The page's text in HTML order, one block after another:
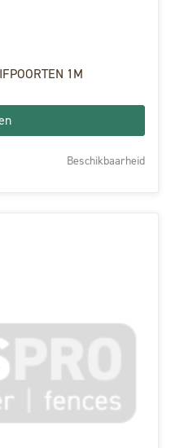
1M
Beschikbaarheid